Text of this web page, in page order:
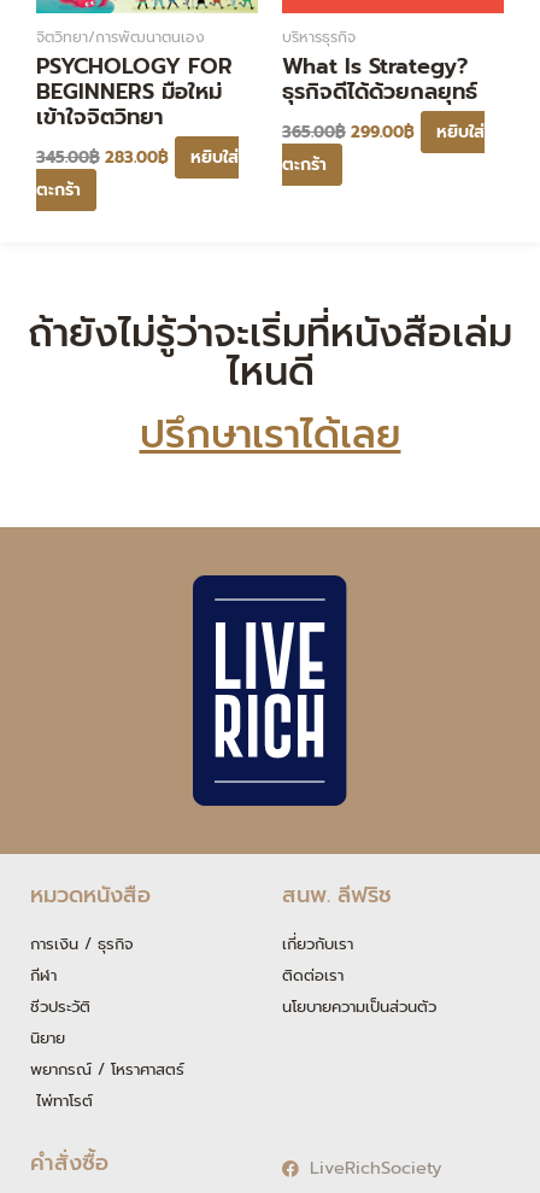
จิตวิทยา/การพัฒนาตนเอง
PSYCHOLOGY FOR
BEGINNERS มือใหม่
เข้าใจจิตวิทยา
345.00฿ 283.00฿
หยิบใส่
ตะกร้า
บริหารธุรกิจ
What Is Strategy?
ธุรกิจดีได้ด้วยกลยุทธ์
365.00฿ 299.00฿
หยิบใส่
ตะกร้า
ถ้ายังไม่รู้ว่าจะเริ่มที่หนังสือเล่ม
ไหนดี
ปรึกษาเราได้เลย
หมวดหนังสือ
การเงิน / ธุรกิจ
กีฬา
ชีวประวัติ
นิยาย
พยากรณ์ / โหราศาสตร์
ไพ่ทาโรต์
สนพ. ลีฟริช
เกี่ยวกับเรา
ติดต่อเรา
นโยบายความเป็นส่วนตัว
คำสั่งซื้อ
LiveRichSociety